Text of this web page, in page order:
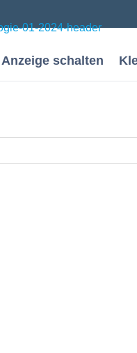
Anzeige schalten